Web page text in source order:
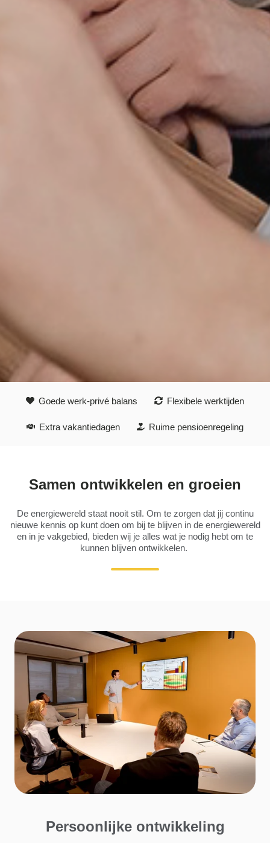
Goede werk-privé balans Flexibele werktijden
Extra vakantiedagen Ruime pensioenregeling
Samen ontwikkelen en groeien
De energiewereld staat nooit stil. Om te zorgen dat jij continu
nieuwe kennis op kunt doen om bij te blijven in de energiewereld
en in je vakgebied, bieden wij je alles wat je nodig hebt om te
kunnen blijven ontwikkelen.
Persoonlijke ontwikkeling